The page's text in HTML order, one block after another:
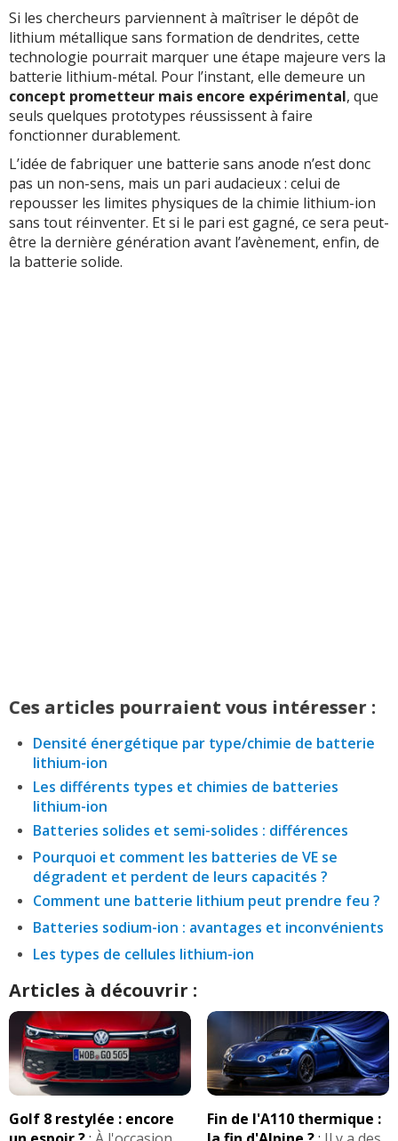
Si les chercheurs parviennent à maîtriser le dépôt de
lithium métallique sans formation de dendrites, cette
technologie pourrait marquer une étape majeure vers la
batterie lithium-métal. Pour l’instant, elle demeure un
concept prometteur mais encore expérimental, que
seuls quelques prototypes réussissent à faire
fonctionner durablement.
L’idée de fabriquer une batterie sans anode n’est donc
pas un non-sens, mais un pari audacieux : celui de
repousser les limites physiques de la chimie lithium-ion
sans tout réinventer. Et si le pari est gagné, ce sera peut-
être la dernière génération avant l’avènement, enfin, de
la batterie solide.
Ces articles pourraient vous intéresser :
Densité énergétique par type/chimie de batterie
lithium-ion
Les différents types et chimies de batteries
lithium-ion
Batteries solides et semi-solides : différences
Pourquoi et comment les batteries de VE se
dégradent et perdent de leurs capacités ?
Comment une batterie lithium peut prendre feu ?
Batteries sodium-ion : avantages et inconvénients
Les types de cellules lithium-ion
Articles à découvrir :
Golf 8 restylée : encore
Fin de l'A110 thermique :